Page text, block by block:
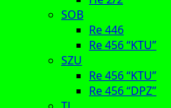
SOB
Re 446
Re 456 “KTU”
SZU
Re 456 “KTU”
Re 456 “DPZ”